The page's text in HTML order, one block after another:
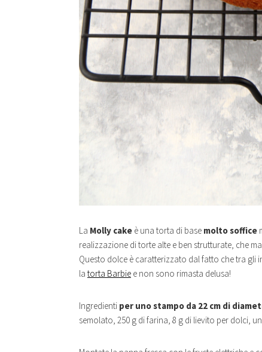
La Molly cake è una torta di base molto soffice
realizzazione di torte alte e ben strutturate, che
Questo dolce è caratterizzato dal fatto che tra gli
la torta Barbie e non sono rimasta delusa!
Ingredienti per uno stampo da 22 cm di
semolato, 250 g di farina, 8 g di lievito per dolci,